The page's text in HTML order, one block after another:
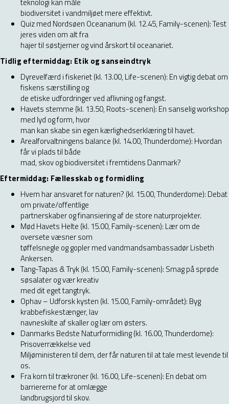
biodiversitet i vandmiljøet mere effektivt.
Quiz med Nordsøen Oceanarium (kl. 12.45, Family-scenen): Test
jeres viden om alt fra
hajer til søstjerner og vind årskort til oceanariet.
Tidlig eftermiddag: Etik og sanseindtryk
Dyrevelfærd i fiskeriet (kl. 13.00, Life-scenen): En vigtig debat om
fiskens særstilling og
de etiske udfordringer ved aflivning og fangst.
Havets stemme (kl. 13.50, Roots-scenen): En sanselig workshop
med lyd og form, hvor
man kan skabe sin egen kærlighedserklæring til havet.
Arealforvaltningens balance (kl. 14.00, Thunderdome): Hvordan
får vi plads til både
mad, skov og biodiversitet i fremtidens Danmark?
Eftermiddag: Fællesskab og formidling
Hvem har ansvaret for naturen? (kl. 15.00, Thunderdome): Debat
om private/offentlige
partnerskaber og finansiering af de store naturprojekter.
Mød Havets Helte (kl. 15.00, Family-scenen): Lær om de
oversete væsner som
tøffelsnegle og gopler med vandmandsambassadør Lisbeth
Ankersen.
Tang-Tapas & Tryk (kl. 15.00, Family-scenen): Smag på sprøde
søsalater og vær kreativ
med dit eget tangtryk.
Ophav – Udforsk kysten (kl. 15.00, Family-området): Byg
krabbefiskestænger, lav
navneskilte af skaller og lær om østers.
Danmarks Bedste Naturformidling (kl. 16.00, Thunderdome):
Prisoverrækkelse ved
Miljøministeren til dem, der får naturen til at tale mest levende til
os.
Fra korn til trækroner (kl. 16.00, Life-scenen): En debat om
barriererne for at omlægge
landbrugsjord til skov.